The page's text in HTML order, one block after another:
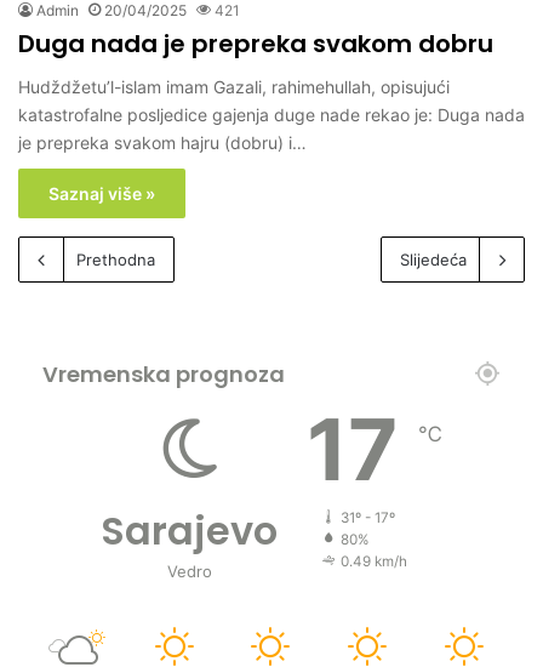
Admin 20/04/2025 421
Duga nada je prepreka svakom dobru
Hudždžetu’l-islam imam Gazali, rahimehullah, opisujući
katastrofalne posljedice gajenja duge nade rekao je: Duga nada
je prepreka svakom hajru (dobru) i…
Saznaj više »
Prethodna Slijedeća
Vremenska prognoza
Sarajevo
Vedro
17 ℃
31º - 17º
80%
0.49 km/h